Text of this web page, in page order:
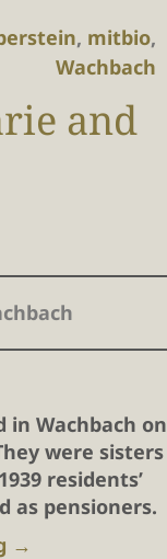
, mitbio,
Wachbach
and
in Wachbach on
were sisters
residents’
as pensioners.
→